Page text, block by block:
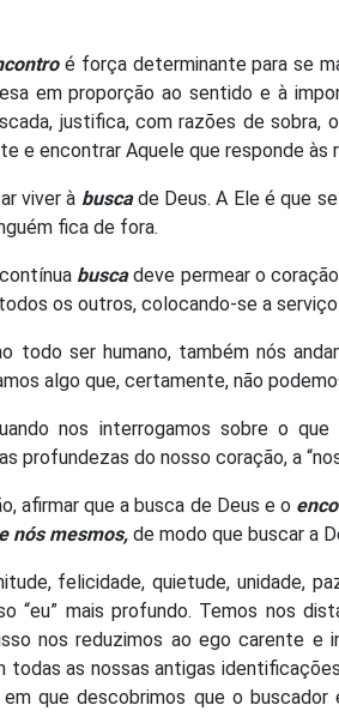
é força determinante para se
em proporção ao sentido e à
justifica, com razões de
e encontrar Aquele que responde às
viver à buscade Deus. A Ele é que
fica de fora.
buscadeve permear o
os outros, colocando-se a serviço
todo ser humano, também nós
algo que, certamente, não
nos interrogamos sobre o
profundezas do nosso coração, a
afirmar que a busca de Deus e o
nós mesmos, de modo que buscar a
felicidade, quietude, unidade,
“eu” mais profundo. Temos nos
nos reduzimos ao ego carente
todas as nossas antigas
que descobrimos que o